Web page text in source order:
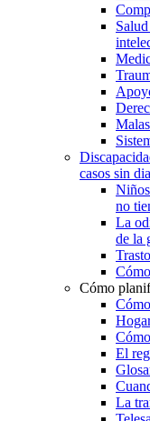
casos sin
no
La
de la
Cómo
El
La